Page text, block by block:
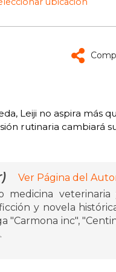
Leiji no aspira más
rutinaria cambiará
Ver Página del
medicina
y novela
"Carmona inc",